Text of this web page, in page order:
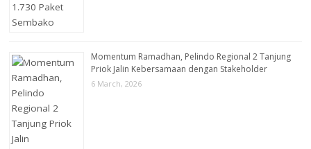
Momentum Ramadhan, Pelindo Regional 2 Tanjung
Priok Jalin Kebersamaan dengan Stakeholder
6 March, 2026